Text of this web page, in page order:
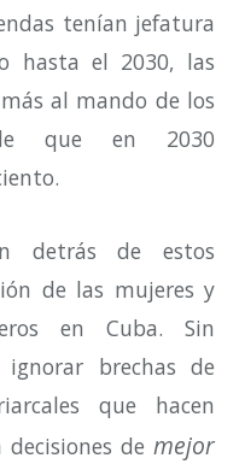
tenían jefatura
hasta el 2030, las
al mando de los
que en 2030
detrás de estos
de las mujeres y
en Cuba. Sin
brechas de
que hacen
de mejor